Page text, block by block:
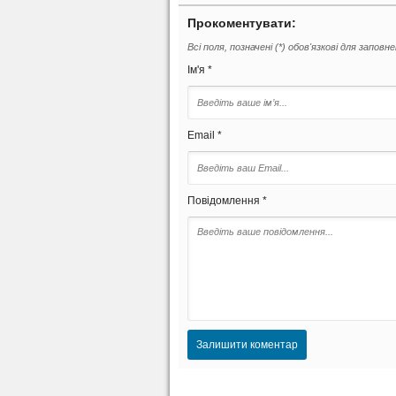
Прокоментувати:
Всі поля, позначені (*) обов'язкові для
Ім'я *
Email *
Повідомлення *